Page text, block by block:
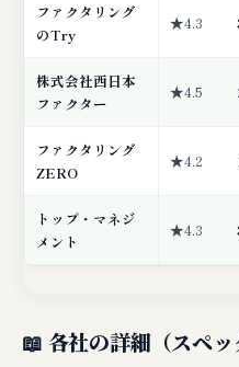
ファクタリング
のTry
★4.3
株式会社西日本
ファクター
★4.5
ファクタリング
ZERO
★4.2
トップ・マネジ
メント
★4.3
📖 各社の詳細（スペッ